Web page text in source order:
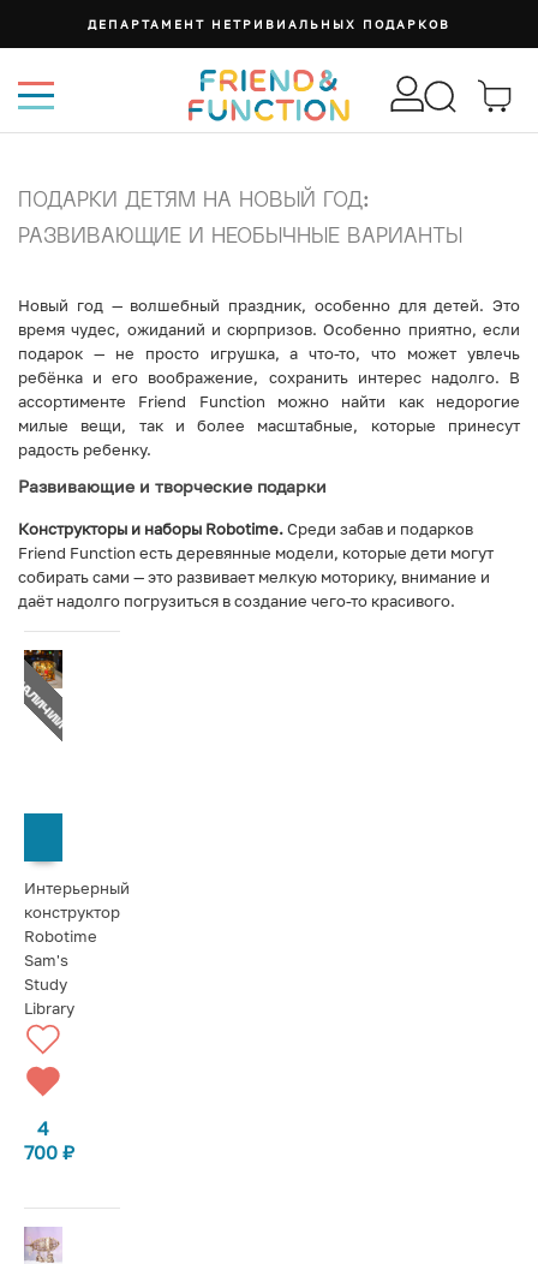
ДЕПАРТАМЕНТ НЕТРИВИАЛЬНЫХ ПОДАРКОВ
ПОДАРКИ ДЕТЯМ НА НОВЫЙ ГОД:
РАЗВИВАЮЩИЕ И НЕОБЫЧНЫЕ ВАРИАНТЫ
Новый год — волшебный праздник, особенно для детей. Это
время чудес, ожиданий и сюрпризов. Особенно приятно, если
подарок — не просто игрушка, а что-то, что может увлечь
ребёнка и его воображение, сохранить интерес надолго. В
ассортименте Friend Function можно найти как недорогие
милые вещи, так и более масштабные, которые принесут
радость ребенку.
Развивающие и творческие подарки
Конструкторы и наборы Robotime.Среди забав и подарков
Friend Function есть деревянные модели, которые дети могут
собирать сами — это развивает мелкую моторику, внимание и
даёт надолго погрузиться в создание чего-то красивого.
Интерьерный
конструктор
Robotime
Sam's
Study
Library
4
700 ₽